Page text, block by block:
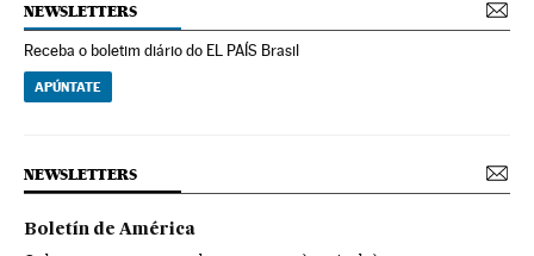
NEWSLETTERS
Receba o boletim diário do EL PAÍS Brasil
APÚNTATE
NEWSLETTERS
Boletín de América